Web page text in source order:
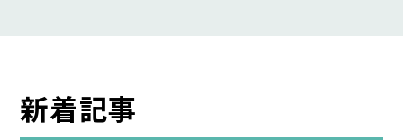
新着記事